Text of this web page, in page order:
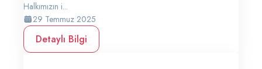
Halkımızın i...
29 Temmuz 2025
Detaylı Bilgi